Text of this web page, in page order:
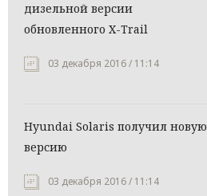
дизельной версии
обновленного X-Trail
03 декабря 2016 / 11:14
Hyundai Solaris получил новую
версию
03 декабря 2016 / 11:14